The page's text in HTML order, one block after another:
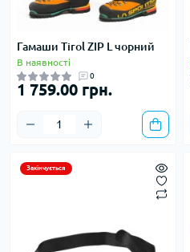
Гамаши Tirol ZIP L чорний
В наявності
0
1 759.00 грн.
Закінчується